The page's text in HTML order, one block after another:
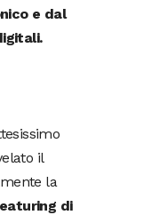
e dal
il
la
di